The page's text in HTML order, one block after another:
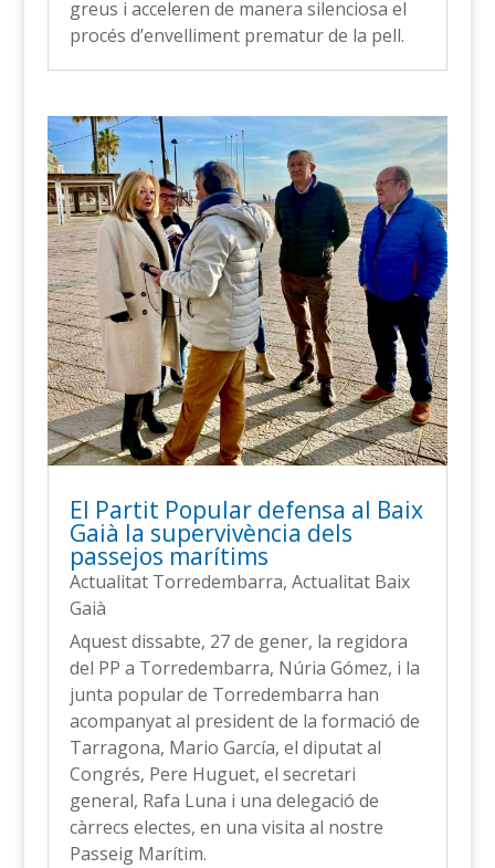
greus i acceleren de manera silenciosa el
procés d’envelliment prematur de la pell.
El Partit Popular defensa al Baix
Gaià la supervivència dels
passejos marítims
Actualitat Torredembarra, Actualitat Baix
Gaià
Aquest dissabte, 27 de gener, la regidora
del PP a Torredembarra, Núria Gómez, i la
junta popular de Torredembarra han
acompanyat al president de la formació de
Tarragona, Mario García, el diputat al
Congrés, Pere Huguet, el secretari
general, Rafa Luna i una delegació de
càrrecs electes, en una visita al nostre
Passeig Marítim.